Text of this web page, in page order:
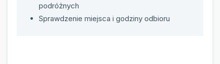
podróżnych
Sprawdzenie miejsca i godziny odbioru